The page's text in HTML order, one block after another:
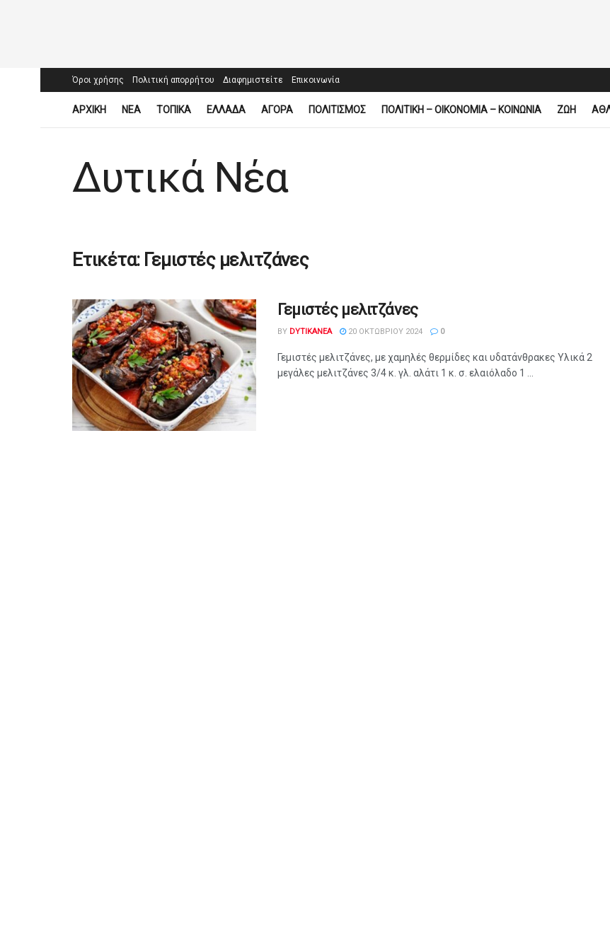
Όροι χρήσης Πολιτική απορρήτου Διαφημιστείτε Επικοινωνία
ΑΡΧΙΚΗ ΝΕΑ ΤΟΠΙΚΑ ΕΛΛΑΔΑ ΑΓΟΡΑ ΠΟΛΙΤΙΣΜΟΣ ΠΟΛΙΤΙΚΗ – ΟΙΚΟΝΟΜΙΑ – ΚΟΙΝΩΝΙΑ ΖΩΗ
Δυτικά Νέα
Ετικέτα: Γεμιστές μελιτζάνες
Γεμιστές μελιτζάνες
BY DYTIKANEA 20 ΟΚΤΩΒΡΊΟΥ 2024 0
Γεμιστές μελιτζάνες, με χαμηλές θερμίδες και υδατάνθρακες Υλικά 2
μεγάλες μελιτζάνες 3/4 κ. γλ. αλάτι 1 κ. σ. ελαιόλαδο 1 ...